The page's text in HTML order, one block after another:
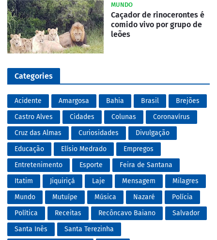
MUNDO
Caçador de rinocerontes é
comido vivo por grupo de
leões
Categories
Acidente Amargosa Bahia Brasil
Brejões
Castro Alves
Cidades Colunas
Coronavírus
Cruz das Almas
Curiosidades
Divulgação
Educação
Elísio Medrado
Empregos
Entretenimento
Esporte
Feira de Santana
Itatim
Jiquiriçá Laje Mensagem
Milagres
Mundo
Mutuípe Música Nazaré
Polícia
Política
Receitas Recôncavo Baiano
Salvador
Santa Inês
Santa Terezinha